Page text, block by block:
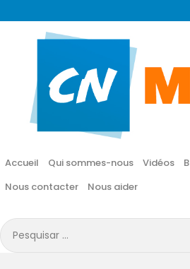
Accueil Qui sommes-nous Vidéos
Nous contacter
Nous aider
Pesquisar
por:
CN MÉDIA
Une vie nouvelle en
Accueil
Vidéos
Boutique en